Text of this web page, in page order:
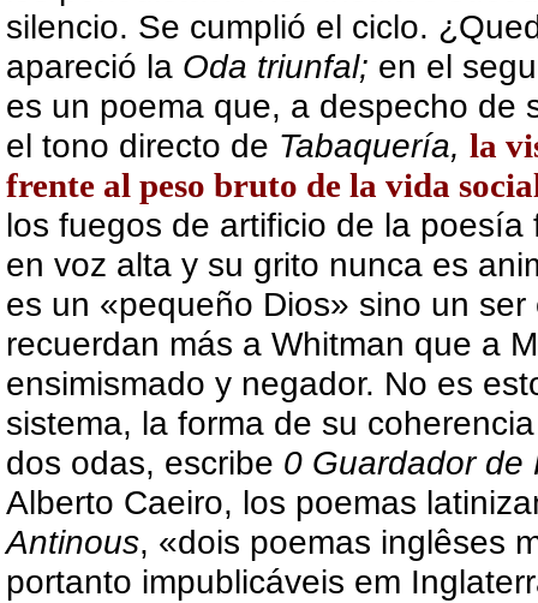
silencio. Se cumplió el ciclo.
apareció la Oda triunfal; en el
es un poema que, a despecho de
el tono directo de Tabaquería, la
frente al peso bruto de la vida
los fuegos de artificio de la
en voz alta y su grito nunca es
es un «pequeño Dios» sino un
recuerdan más a Whitman que a
ensimismado y negador. No es
sistema, la forma de su
dos odas, escribe 0 Guardador de
Alberto Caeiro, los poemas
Antinous, «dois poemas inglêses
portanto impublicáveis em